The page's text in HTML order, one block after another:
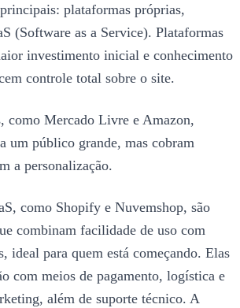
plataformas próprias,
(Software as a Service). Plataformas
investimento inicial e conhecimento
controle total sobre o site.
como Mercado Livre e Amazon,
um público grande, mas cobram
a personalização.
como Shopify e Nuvemshop, são
combinam facilidade de uso com
ideal para quem está começando. Elas
com meios de pagamento, logística e
além de suporte técnico. A